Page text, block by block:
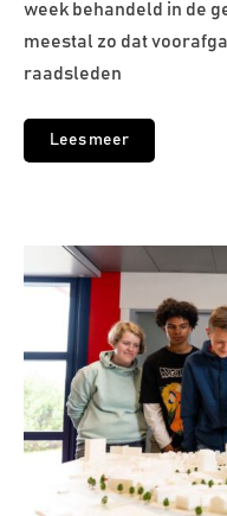
week behandeld in de
meestal zo dat
raadsleden
Lees meer